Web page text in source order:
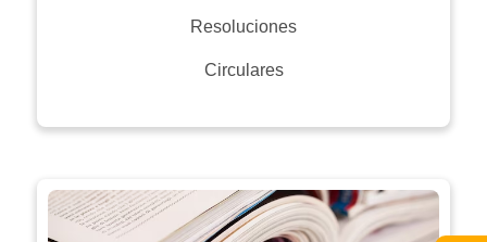
Resoluciones
Circulares